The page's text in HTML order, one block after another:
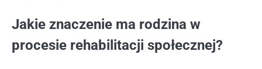
Jakie znaczenie ma rodzina w
procesie rehabilitacji społecznej?